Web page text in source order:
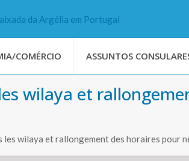
COMÉRCIO ASSUNTOS
wilaya et
wilaya et rallongement des horaires pour